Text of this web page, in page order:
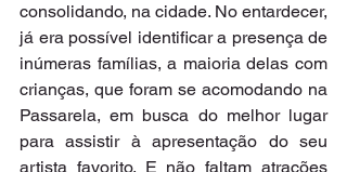
consolidando, na cidade. No entardecer,
já era possível identificar a presença de
inúmeras famílias, a maioria delas com
crianças, que foram se acomodando na
Passarela, em busca do melhor lugar
para assistir à apresentação do seu
artista favorito. E não faltam atrações